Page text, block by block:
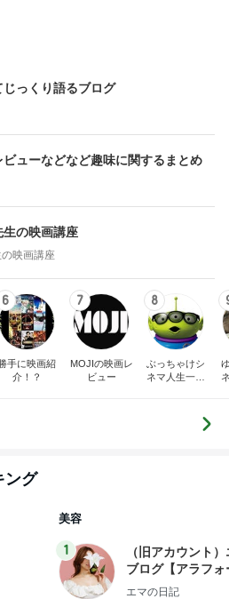
っくり語るブログ
ューなどなど趣味に関するまとめ
生の映画講座
映画講座
6
手に映画紹
介！？
7
MOJIの映画レ
ビュー
8
ぶっちゃけシ
ネマ人生一直
ング
美容
1
（旧アカウント
ブログ【アラフォ
社売却セカンドラ
エマの日記